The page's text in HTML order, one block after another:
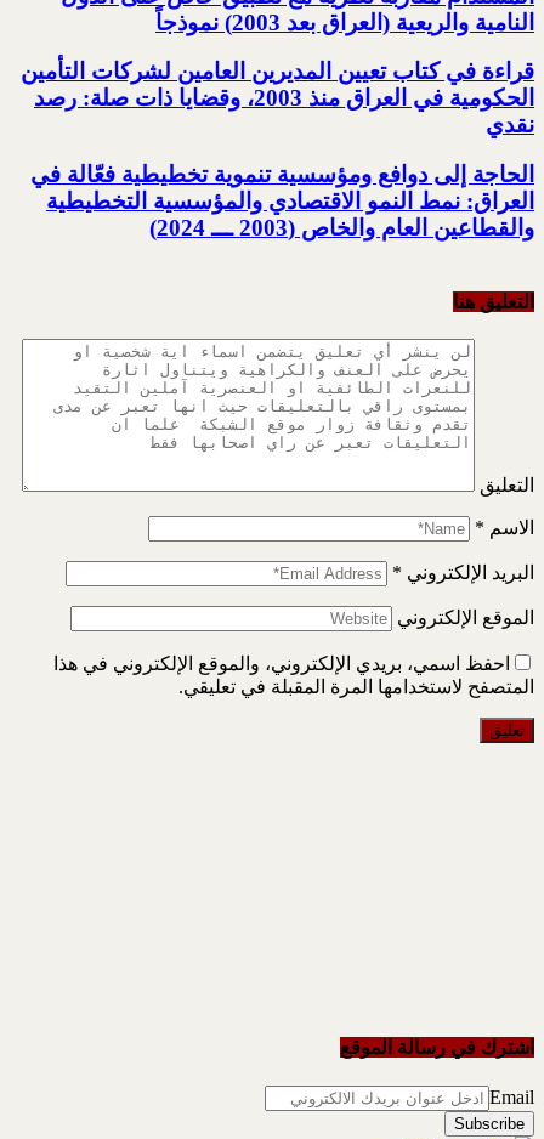
النامية والريعية (العراق بعد 2003) نموذجاً
قراءة في كتاب تعيين المديرين العامين لشركات التأمين
الحكومية ‏في العراق منذ 2003، وقضايا ذات صلة: رصد
نقدي
الحاجة إلى دوافع ومؤسسية تنموية تخطيطية فعّالة في
العراق: نمط النمو الاقتصادي والمؤسسية التخطيطية
‏والقطاعين العام والخاص (2003 ـــ 2024)‏
التعليق هنا
التعليق
الاسم *
البريد الإلكتروني *
الموقع الإلكتروني
احفظ اسمي، بريدي الإلكتروني، والموقع الإلكتروني في هذا
المتصفح لاستخدامها المرة المقبلة في تعليقي.
اشترك في رسالة الموقع
Email